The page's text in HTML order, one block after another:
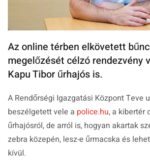
Az online térben elkövetett
megelőzését célzó rendezvény
Kapu Tibor űrhajós is.
A Rendőrségi Igazgatási Központ Teve
beszélgetett vele a police.hu, a kibertér
űrhajósról, de arról is, hogyan akartak
zebra közepén, lesz-e űrmacska és
kívül.